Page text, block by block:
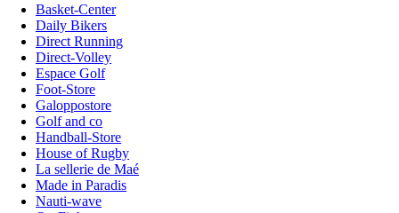
Basket-Center
Daily Bikers
Direct Running
Direct-Volley
Espace Golf
Foot-Store
Galoppostore
Golf and co
Handball-Store
House of Rugby
La sellerie de Maé
Made in Paradis
Nauti-wave